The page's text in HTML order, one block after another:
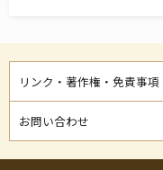
リンク・著作権・免責事項
お問い合わせ